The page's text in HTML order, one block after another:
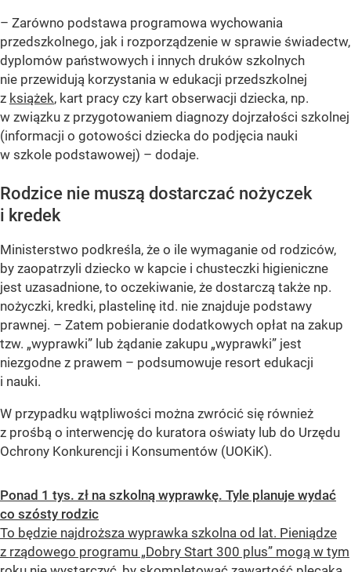
– Zarówno podstawa programowa wychowania
przedszkolnego, jak i rozporządzenie w sprawie świadectw,
dyplomów państwowych i innych druków szkolnych
nie przewidują korzystania w edukacji przedszkolnej
z książek, kart pracy czy kart obserwacji dziecka, np.
w związku z przygotowaniem diagnozy dojrzałości szkolnej
(informacji o gotowości dziecka do podjęcia nauki
w szkole podstawowej) – dodaje.
Rodzice nie muszą dostarczać nożyczek
i kredek
Ministerstwo podkreśla, że o ile wymaganie od rodziców,
by zaopatrzyli dziecko w kapcie i chusteczki higieniczne
jest uzasadnione, to oczekiwanie, że dostarczą także np.
nożyczki, kredki, plastelinę itd. nie znajduje podstawy
prawnej. – Zatem pobieranie dodatkowych opłat na zakup
tzw. „wyprawki” lub żądanie zakupu „wyprawki” jest
niezgodne z prawem – podsumowuje resort edukacji
i nauki.
W przypadku wątpliwości można zwrócić się również
z prośbą o interwencję do kuratora oświaty lub do Urzędu
Ochrony Konkurencji i Konsumentów (UOKiK).
Ponad 1 tys. zł na szkolną wyprawkę. Tyle planuje wydać
co szósty rodzic
To będzie najdroższa wyprawka szkolna od lat. Pieniądze
z rządowego programu „Dobry Start 300 plus” mogą w tym